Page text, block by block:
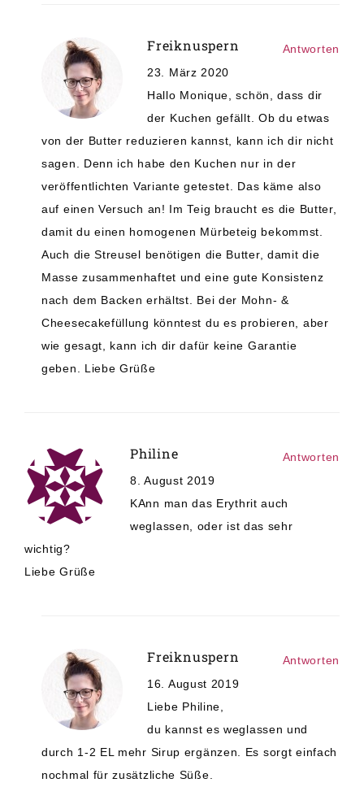
Freiknuspern
23. März 2020
Hallo Monique, schön, dass dir
der Kuchen gefällt. Ob du etwas
von der Butter reduzieren kannst, kann ich dir nicht
sagen. Denn ich habe den Kuchen nur in der
veröffentlichten Variante getestet. Das käme also
auf einen Versuch an! Im Teig braucht es die Butter,
damit du einen homogenen Mürbeteig bekommst.
Auch die Streusel benötigen die Butter, damit die
Masse zusammenhaftet und eine gute Konsistenz
nach dem Backen erhältst. Bei der Mohn- &
Cheesecakefüllung könntest du es probieren, aber
wie gesagt, kann ich dir dafür keine Garantie
geben. Liebe Grüße
Antworten
Philine
8. August 2019
KAnn man das Erythrit auch
weglassen, oder ist das sehr
wichtig?
Liebe Grüße
Antworten
Freiknuspern
16. August 2019
Liebe Philine,
du kannst es weglassen und
durch 1-2 EL mehr Sirup ergänzen. Es sorgt einfach
nochmal für zusätzliche Süße.
Antworten